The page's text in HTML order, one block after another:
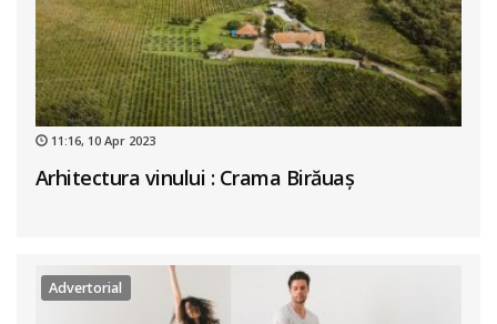
11:16, 10 Apr 2023
Arhitectura vinului : Crama Birăuaș
Advertorial